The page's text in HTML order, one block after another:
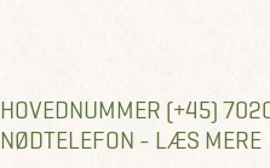
HOVEDNUMMER (+45)
NØDTELEFON - LÆS MERE